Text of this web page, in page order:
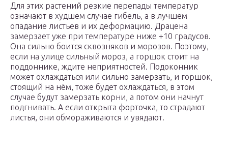
Для этих растений резкие перепады температур
означают в худшем случае гибель, а в лучшем
опадание листьев и их деформацию. Драцена
замерзает уже при температуре ниже +10 градусов.
Она сильно боится сквозняков и морозов. Поэтому,
если на улице сильный мороз, а горшок стоит на
поддоннике, ждите неприятностей. Подоконник
может охлаждаться или сильно замерзать, и горшок,
стоящий на нём, тоже будет охлаждаться, в этом
случае будут замерзать корни, а потом они начнут
подгнивать. А если открыта форточка, то страдают
листья, они обмораживаются и увядают.